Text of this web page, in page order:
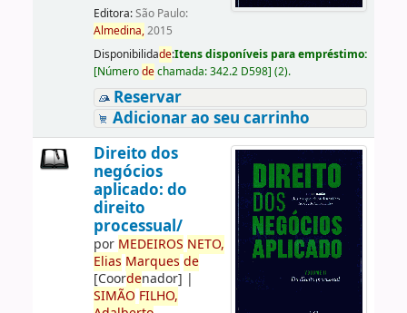
Editora:São Paulo:
Almedina,2015
Disponibilidade:Itens disponíveis para empréstimo:
[Númerodechamada:342.2 D598] (2).
Reservar
Adicionar ao seu carrinho
Direito dos
negócios
aplicado: do
direito
processual/
por MEDEIROS NETO,
Elias Marques de
[Coordenador] |
SIMÃO FILHO,